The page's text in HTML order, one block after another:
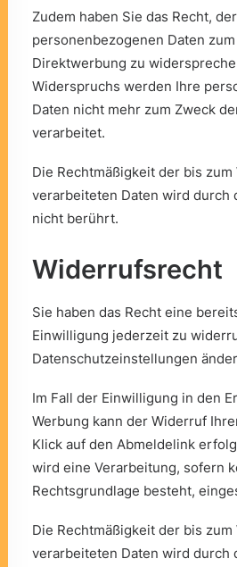
Zudem haben Sie das Recht,
personenbezogenen Daten
Direktwerbung zu
Widerspruchs werden Ihre
Daten nicht mehr zum Zweck
verarbeitet.
Die Rechtmäßigkeit der bis
verarbeiteten Daten wird durch
nicht berührt.
Widerrufsrecht
Sie haben das Recht eine
Einwilligung jederzeit zu
Datenschutzeinstellungen
Im Fall der Einwilligung in den
Werbung kann der Widerruf
Klick auf den Abmeldelink
wird eine Verarbeitung, sofern
Rechtsgrundlage besteht,
Die Rechtmäßigkeit der bis
verarbeiteten Daten wird durch